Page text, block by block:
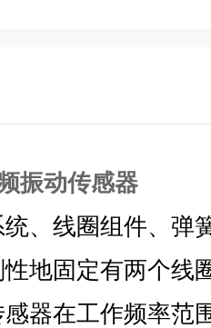
振动传感器
、线圈组件、弹
地固定有两个线
器在工作频率范